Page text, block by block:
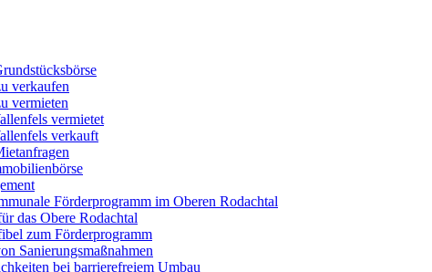
verkaufen
vermieten
vermietet
verkauft
Förderprogramm im Oberen Rodachtal
das Obere Rodachtal
zum Förderprogramm
Sanierungsmaßnahmen
bei barrierefreiem Umbau